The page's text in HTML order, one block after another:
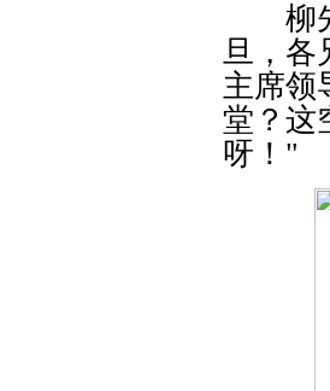
柳先
旦，各
主席领
堂？这
呀！"